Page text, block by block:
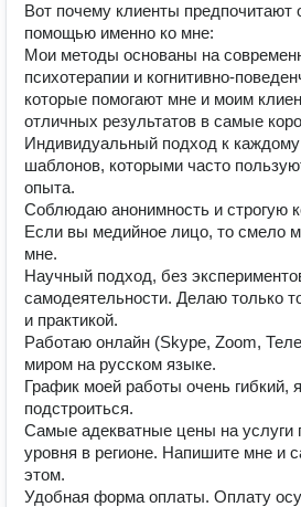
Вот почему клиенты предпочитают
помощью именно ко мне:
Мои методы основаны на
психотерапии и когнитивно-
которые помогают мне и моим
отличных результатов в самые
Индивидуальный подход к каждому
шаблонов, которыми часто
опыта.
Соблюдаю анонимность и строгую
Если вы медийное лицо, то смело
мне.
Научный подход, без
самодеятельности. Делаю только
и практикой.
Работаю онлайн (Skype, Zoom,
миром на русском языке.
График моей работы очень гибкий,
подстроиться.
Самые адекватные цены на услуги
уровня в регионе. Напишите мне и
этом.
Удобная форма оплаты. Оплату